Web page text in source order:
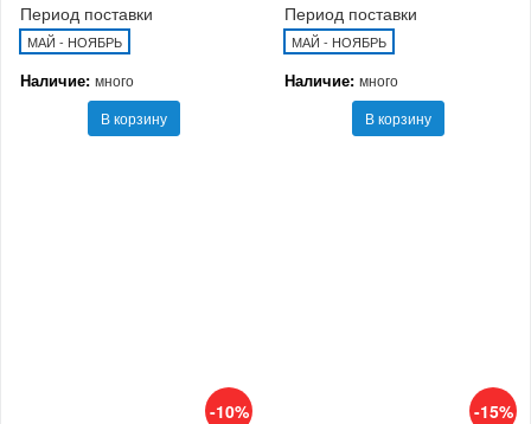
Период поставки
МАЙ - НОЯБРЬ
Наличие: много
В корзину
Период поставки
МАЙ - НОЯБРЬ
Наличие: много
В корзину
-10% -15%